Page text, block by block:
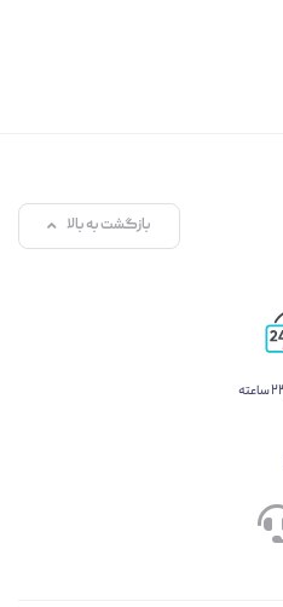
بازگشت به بالا